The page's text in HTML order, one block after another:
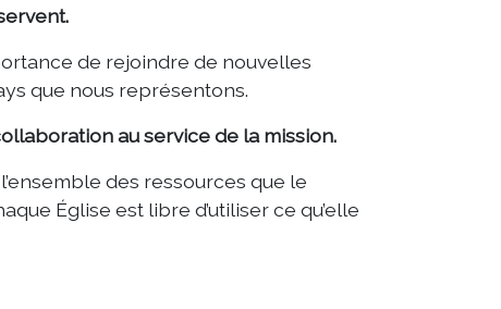
de rejoindre de nouvelles
que nous représentons.
au service de la mission.
des ressources que le
Église est libre d’utiliser ce qu’elle